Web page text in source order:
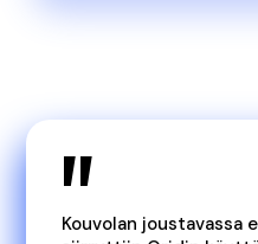
"
Kouvolan joustavassa